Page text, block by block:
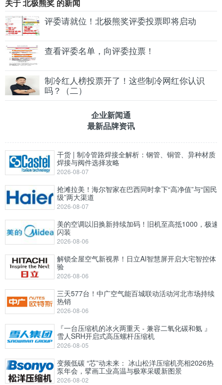
关于 北极熊奖 的新闻
评委请就位！北极熊奖评委投票即将启动
查看评委名单，向评委拉票！
制冷红人榜投票开了！这些制冷网红你认识
吗？（二）
企业新闻通
最新品牌资讯
干货 | 制冷管路焊接全解析：钢管、铜管、异种材质
焊接与阀件选择攻略
2026-08-07
抢滩拉美！海尔智家在巴西同时拿下“高净值”与“国民
级”两大渠道
2026-08-07
美的空调以旧换新持续加码！旧机至高抵1000，极速
闪装
2026-08-06
解锁全屋空气新视界！日立AI智慧屏开启大宅智控体
验
2026-08-06
三天577台！中广空气能百城联动活动河北市场持续
热销
2026-08-06
『一台压缩机的冰火两重天 - 兼容二氧化碳和氨 』
雪人SRH开启式高压螺杆压缩机
2026-08-05
变频低碳 “芯”动未来： 冰山松洋压缩机亮相2026热
泵年会，擘画工业高温与极寒采暖新图景
2026-08-02